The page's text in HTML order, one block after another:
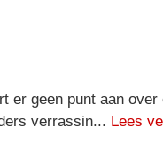
er geen punt aan
verrassin... Lees